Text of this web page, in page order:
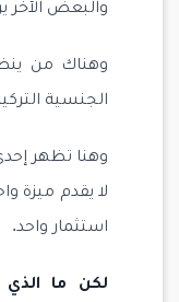
والبعض الآخر
وهناك من
الجنسية
وهنا تظهر
لا يقدم ميزة
استثمار واحد.
لكن ما